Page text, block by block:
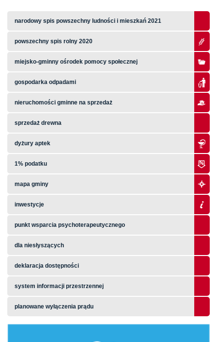
narodowy spis powszechny ludności i mieszkań 2021
powszechny spis rolny 2020
miejsko-gminny ośrodek pomocy społecznej
gospodarka odpadami
nieruchomości gminne na sprzedaż
sprzedaż drewna
dyżury aptek
1% podatku
mapa gminy
inwestycje
punkt wsparcia psychoterapeutycznego
dla niesłyszących
deklaracja dostępności
system informacji przestrzennej
planowane wyłączenia prądu